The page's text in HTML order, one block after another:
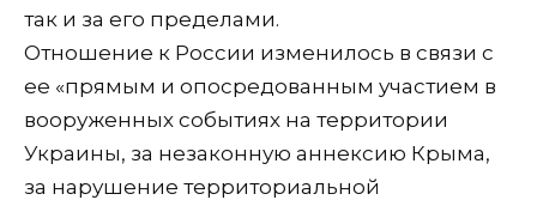
так и за его пределами.
Отношение к России изменилось в связи с
ее «прямым и опосредованным участием в
вооруженных событиях на территории
Украины, за незаконную аннексию Крыма,
за нарушение территориальной